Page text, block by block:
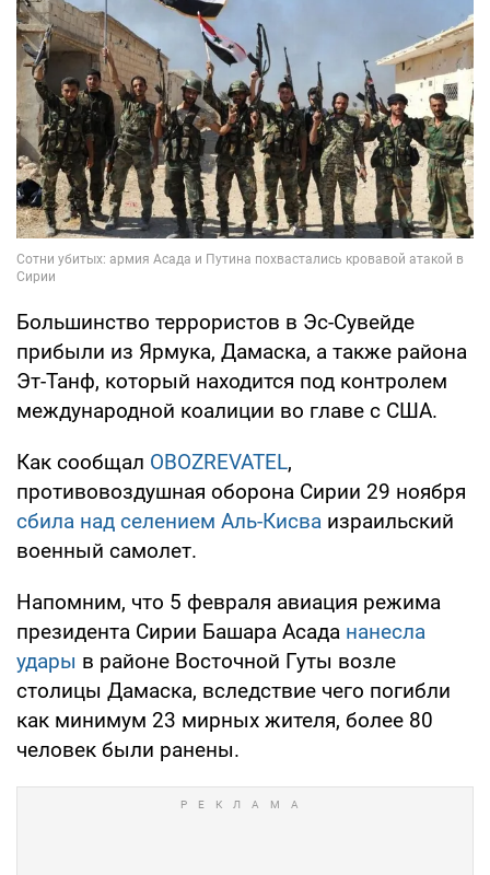
Большинство террористов в Эс-Сувейде
прибыли из Ярмука, Дамаска, а также района
Эт-Танф, который находится под контролем
международной коалиции во главе с США.
Как сообщал OBOZREVATEL,
противовоздушная оборона Сирии 29 ноября
сбила над селением Аль-Кисва израильский
военный самолет.
Напомним, что 5 февраля авиация режима
президента Сирии Башара Асада нанесла
удары в районе Восточной Гуты возле
столицы Дамаска, вследствие чего погибли
как минимум 23 мирных жителя, более 80
человек были ранены.